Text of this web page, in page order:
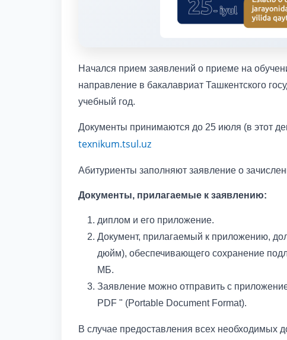
Начался прием заявлений о приеме на
направление в бакалавриат Ташкентского
учебный год.
Документы принимаются до 25 июля (в этот
texnikum.tsul.uz
Абитуриенты заполняют заявление о
Документы, прилагаемые к заявлению:
диплом и его приложение.
Документ, прилагаемый к приложению,
дюйм), обеспечивающего сохранение
МБ.
Заявление можно отправить с
PDF " (Portable Document Format).
В случае предоставления всех необходимых